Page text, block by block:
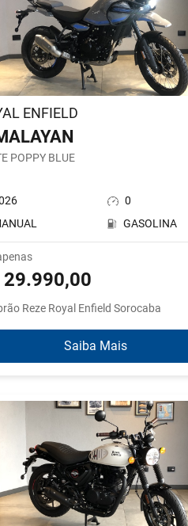
ENFIELD
POPPY BLUE
0
GASOLINA
29.990,00
Reze Royal Enfield Sorocaba
Saiba Mais